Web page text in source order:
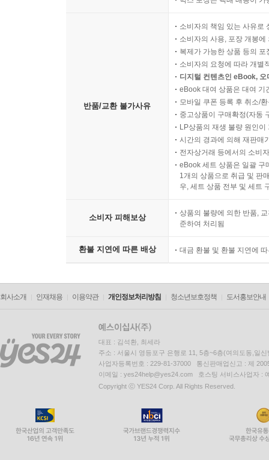
반품/교환 불가사유
소비자의 책임 있는 사유로
소비자의 사용, 포장 개봉
복제가 가능한 상품 등의
소비자의 요청에 따라 개별
디지털 컨텐츠인 eBook,
eBook 대여 상품은 대여 기
모바일 쿠폰 등록 후 취소/
중고상품이 구매확정(자동
LP상품의 재생 불량 원인
시간의 경과에 의해 재판매
전자상거래 등에서의 소비
eBook 세트 상품은 일괄 구
1개의 상품으로 취급 및 판
우, 세트 상품 전부 및 세트
소비자 피해보상
상품의 불량에 의한 반품,
준하여 처리됨
환불 지연에 따른 배상 대금 환불 및 환불 지연에
회사소개 인재채용 이용약관 개인정보처리방침 청소년보호정책 도서홍보안내
대표 : 김석환, 최세라
주소 : 서울시 영등포구 은행로 11, 5층~6층(여의도동,일신
사업자등록번호 : 229-81-37000 통신판매업신고 : 제
이메일 : yes24help@yes24.com 호스팅 서비스사업자 :
Copyright ⓒ YES24 Corp. All Rights Reserved.